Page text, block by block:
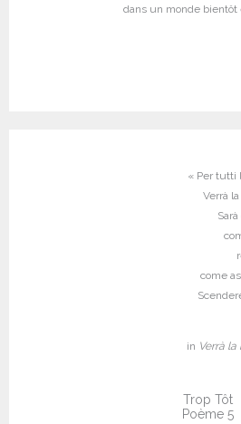
dans un monde bientôt
« Per tutti
Verrà
come
in Verrà
Trop Tôt
Poème 5